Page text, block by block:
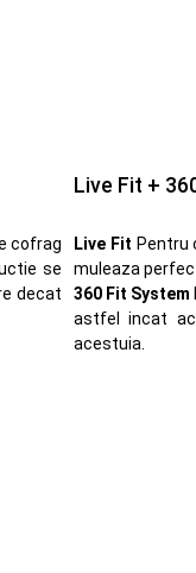
cofrag
se
decat
Live Fit +
Live Fit Pentru
muleaza
360 Fit System
astfel incat
acestuia.